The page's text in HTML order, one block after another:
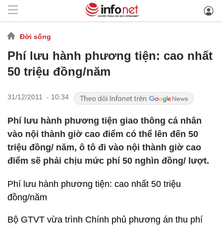
Đời sống
Phí lưu hành phương tiện: cao nhất
50 triệu đồng/năm
31/12/2011 - 10:34
Phí lưu hành phương tiện giao thông cá nhân
vào nội thành giờ cao điểm có thể lên đến 50
triệu đồng/ năm, ô tô đi vào nội thành giờ cao
điểm sẽ phải chịu mức phí 50 nghìn đồng/ lượt.
Phí lưu hành phương tiện: cao nhất 50 triệu
đồng/năm
Bộ GTVT vừa trình Chính phủ phương án thu phí